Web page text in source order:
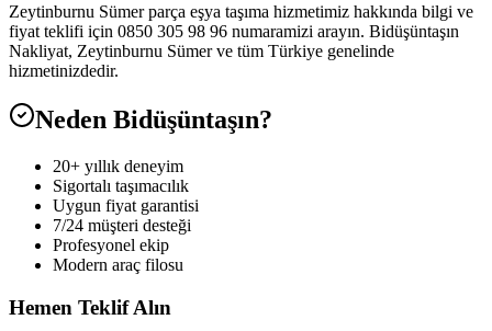
Zeytinburnu Sümer parça eşya taşıma hizmetimiz hakkında bilgi ve
fiyat teklifi için 0850 305 98 96 numaramizi arayın. Bidüşüntaşın
Nakliyat, Zeytinburnu Sümer ve tüm Türkiye genelinde
hizmetinizdedir.
Neden Bidüşüntaşın?
20+ yıllık deneyim
Sigortalı taşımacılık
Uygun fiyat garantisi
7/24 müşteri desteği
Profesyonel ekip
Modern araç filosu
Hemen Teklif Alın